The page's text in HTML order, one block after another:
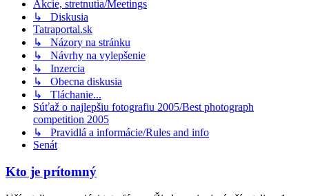
Akcie, stretnutia/Meetings
↳ Diskusia
Tatraportal.sk
↳ Názory na stránku
↳ Návrhy na vylepšenie
↳ Inzercia
↳ Obecna diskusia
↳ Tláchanie...
Súťaž o najlepšiu fotografiu 2005/Best photograph
competition 2005
↳ Pravidlá a informácie/Rules and info
Senát
Kto je prítomný